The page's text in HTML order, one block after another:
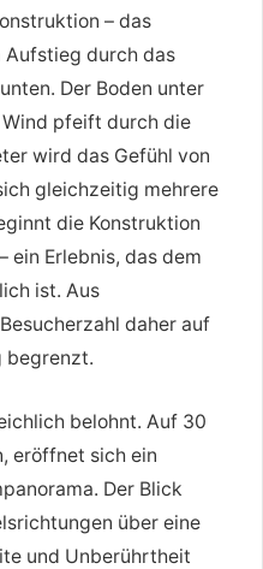
– das
Aufstieg durch das
Der Boden unter
pfeift durch die
wird das Gefühl von
gleichzeitig mehrere
die Konstruktion
ein Erlebnis, das dem
ist. Aus
daher auf
begrenzt.
belohnt. Auf 30
eröffnet sich ein
Der Blick
über eine
und Unberührtheit